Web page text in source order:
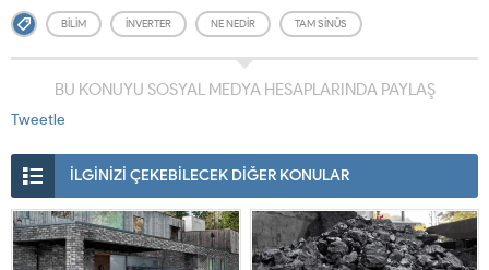
BILIM INVERTER NE NEDIR TAM SINÜS
BU KONUYU SOSYAL MEDYA HESAPLARINDA PAYLAŞ
Tweetle
İLGİNİZİ ÇEKEBİLECEK DİĞER KONULAR